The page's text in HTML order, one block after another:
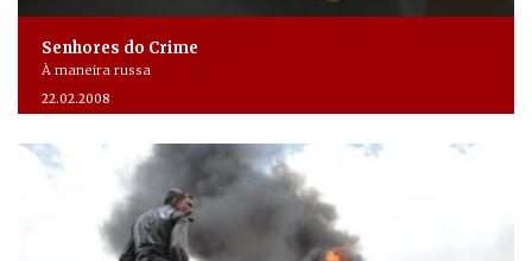
Senhores do Crime
À maneira russa
22.02.2008